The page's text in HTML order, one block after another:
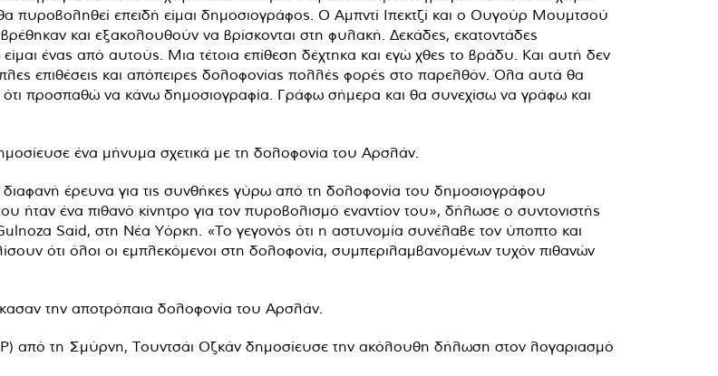
πυροβοληθεί επειδή είμαι δημοσιογράφος. Ο Αμπντί Ιπεκτζί και ο Ουγούρ Μουμτσού
και εξακολουθούν να βρίσκονται στη φυλακή. Δεκάδες, εκατοντάδες
ένας από αυτούς. Μια τέτοια επίθεση δέχτηκα και εγώ χθες το βράδυ. Και αυτή δεν
επιθέσεις και απόπειρες δολοφονίας πολλές φορές στο παρελθόν. Όλα αυτά θα
προσπαθώ να κάνω δημοσιογραφία. Γράφω σήμερα και θα συνεχίσω να γράφω και
ένα μήνυμα σχετικά με τη δολοφονία του Αρσλάν.
διαφανή έρευνα για τις συνθήκες γύρω από τη δολοφονία του δημοσιογράφου
ήταν ένα πιθανό κίνητρο για τον πυροβολισμό εναντίον του», δήλωσε ο συντονιστής
Said, στη Νέα Υόρκη. «Το γεγονός ότι η αστυνομία συνέλαβε τον ύποπτο και
ότι όλοι οι εμπλεκόμενοι στη δολοφονία, συμπεριλαμβανομένων τυχόν πιθανών
την αποτρόπαια δολοφονία του Αρσλάν.
από τη Σμύρνη, Τουντσάι Οζκάν δημοσίευσε την ακόλουθη δήλωση στον λογαριασμό